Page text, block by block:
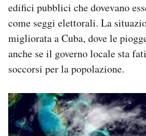
edifici pubblici che dovevano
come seggi elettorali. La
migliorata a Cuba, dove le
anche se il governo locale sta
soccorsi per la popolazione.